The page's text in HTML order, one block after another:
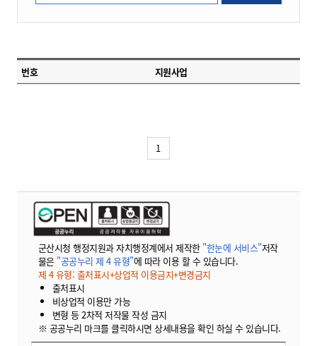
번호 지원사업
1
군산시청 행정지원과 자치행정계에서 제작한 "한눈에 서비스"저작
물은 "공공누리 제 4 유형"에 따라 이용 할 수 있습니다.
제 4 유형: 출처표시+상업적 이용금지+변경금지
출처표시
비상업적 이용만 가능
변형 등 2차적 저작물 작성 금지
※ 공공누리 마크를 클릭하시면 상세내용을 확인 하실 수 있습니다.